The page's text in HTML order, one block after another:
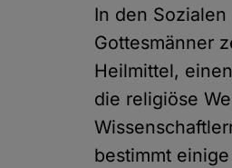
In den
Gottesmänner
Heilmittel,
die religiöse
bestimmt